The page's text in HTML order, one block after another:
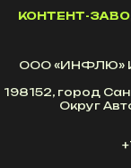
КОНТЕНТ-
ООО «ИНФЛЮ»
198152, город
Округ